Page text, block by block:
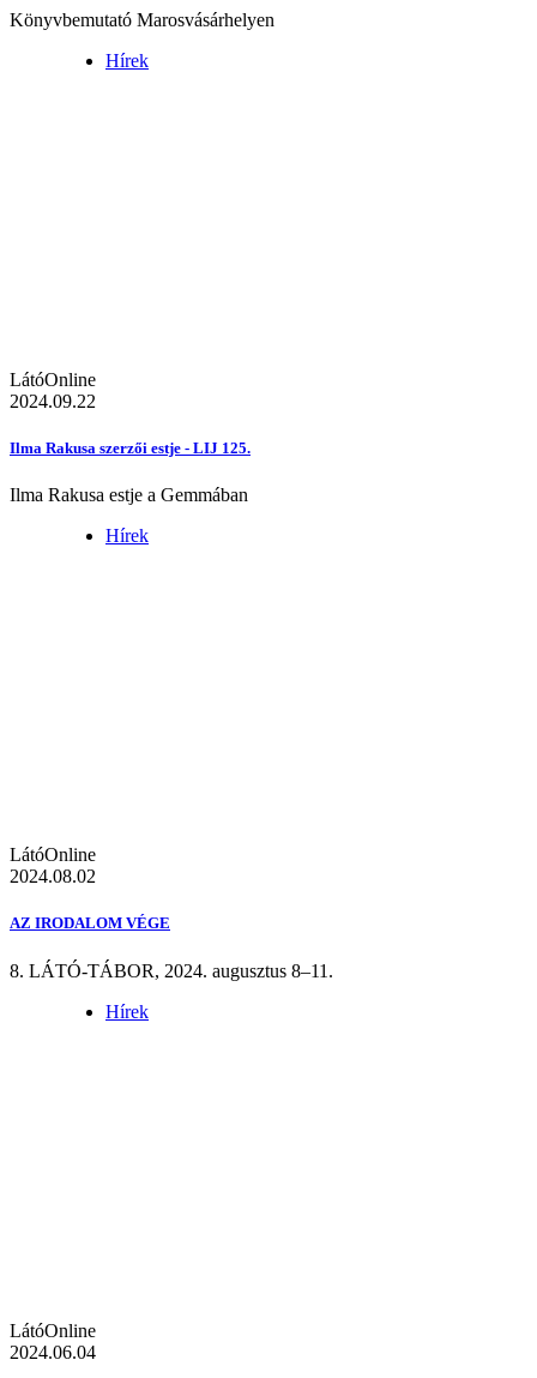
Könyvbemutató Marosvásárhelyen
Hírek
LátóOnline
2024.09.22
Ilma Rakusa szerzői estje - LIJ 125.
Ilma Rakusa estje a Gemmában
Hírek
LátóOnline
2024.08.02
AZ IRODALOM VÉGE
8. LÁTÓ-TÁBOR, 2024. augusztus 8–11.
Hírek
LátóOnline
2024.06.04